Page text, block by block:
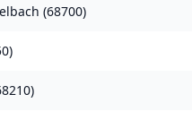
(68700)
)
)